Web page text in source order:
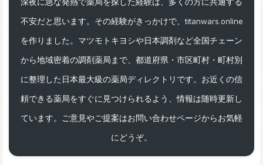
不安だと思います。その経験がきっかけで、titanwars.online
を作りました。マツモトキヨシや日本調剤など全国チェーン
から地域密着の調剤薬局まで、都道府県・市区町村・町村別
に整理した日本最大級の薬局ディレクトリです。お近くの信
頼できる薬局をすぐに見つけられるよう、情報は随時更新し
ています。ご意見やご提案はお問い合わせページからお気軽
にどうぞ。